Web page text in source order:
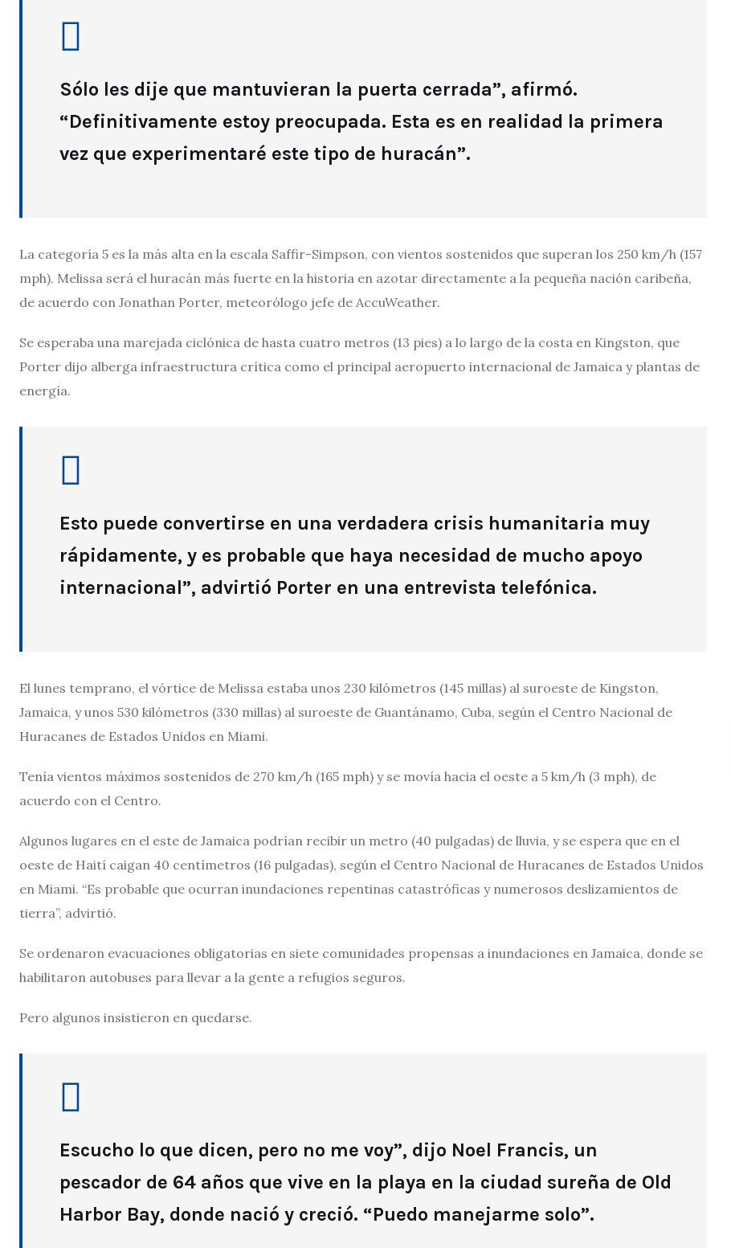
Sólo les dije que mantuvieran la puerta cerrada”, afirmó.
“Definitivamente estoy preocupada. Esta es en realidad la primera
vez que experimentaré este tipo de huracán”.
La categoría 5 es la más alta en la escala Saffir-Simpson, con vientos sostenidos que superan los 250 km/h (157
mph). Melissa será el huracán más fuerte en la historia en azotar directamente a la pequeña nación caribeña,
de acuerdo con Jonathan Porter, meteorólogo jefe de AccuWeather.
Se esperaba una marejada ciclónica de hasta cuatro metros (13 pies) a lo largo de la costa en Kingston, que
Porter dijo alberga infraestructura crítica como el principal aeropuerto internacional de Jamaica y plantas de
energía.
Esto puede convertirse en una verdadera crisis humanitaria muy
rápidamente, y es probable que haya necesidad de mucho apoyo
internacional”, advirtió Porter en una entrevista telefónica.
El lunes temprano, el vórtice de Melissa estaba unos 230 kilómetros (145 millas) al suroeste de Kingston,
Jamaica, y unos 530 kilómetros (330 millas) al suroeste de Guantánamo, Cuba, según el Centro Nacional de
Huracanes de Estados Unidos en Miami.
Tenía vientos máximos sostenidos de 270 km/h (165 mph) y se movía hacia el oeste a 5 km/h (3 mph), de
acuerdo con el Centro.
Algunos lugares en el este de Jamaica podrían recibir un metro (40 pulgadas) de lluvia, y se espera que en el
oeste de Haití caigan 40 centímetros (16 pulgadas), según el Centro Nacional de Huracanes de Estados Unidos
en Miami. “Es probable que ocurran inundaciones repentinas catastróficas y numerosos deslizamientos de
tierra”, advirtió.
Se ordenaron evacuaciones obligatorias en siete comunidades propensas a inundaciones en Jamaica, donde se
habilitaron autobuses para llevar a la gente a refugios seguros.
Pero algunos insistieron en quedarse.
Escucho lo que dicen, pero no me voy”, dijo Noel Francis, un
pescador de 64 años que vive en la playa en la ciudad sureña de Old
Harbor Bay, donde nació y creció. “Puedo manejarme solo”.